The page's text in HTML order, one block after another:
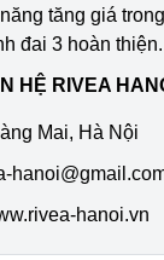
tăng giá
đai 3 hoàn thiện.
HỆ RIVEA
Mai, Hà Nội
hanoi.vn